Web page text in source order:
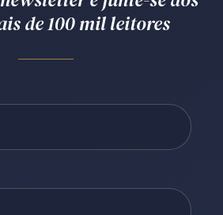
Receba por RSS
/PR CEP80240-000
de 100 mil leitores